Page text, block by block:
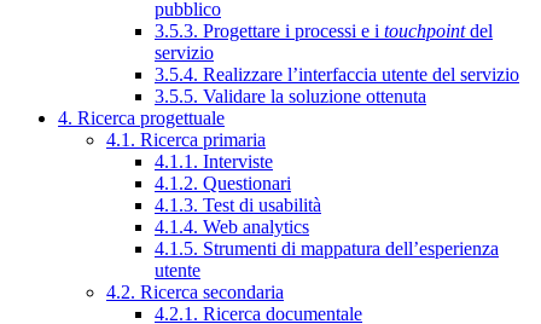
pubblico
3.5.3. Progettare i processi e i touchpointdel
servizio
3.5.4. Realizzare l’interfaccia utente del servizio
3.5.5. Validare la soluzione ottenuta
4. Ricerca progettuale
4.1. Ricerca primaria
4.1.1. Interviste
4.1.2. Questionari
4.1.3. Test di usabilità
4.1.4. Web analytics
4.1.5. Strumenti di mappatura dell’esperienza
utente
4.2. Ricerca secondaria
4.2.1. Ricerca documentale